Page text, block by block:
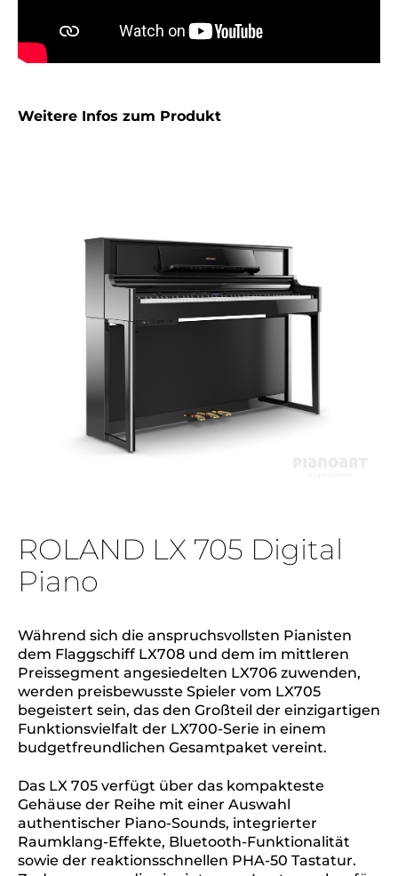
Weitere Infos zum Produkt
ROLAND LX 705 Digital
Piano
Während sich die anspruchsvollsten Pianisten
dem Flaggschiff LX708 und dem im mittleren
Preissegment angesiedelten LX706 zuwenden,
werden preisbewusste Spieler vom LX705
begeistert sein, das den Großteil der einzigartigen
Funktionsvielfalt der LX700-Serie in einem
budgetfreundlichen Gesamtpaket vereint.
Das LX 705 verfügt über das kompakteste
Gehäuse der Reihe mit einer Auswahl
authentischer Piano-Sounds, integrierter
Raumklang-Effekte, Bluetooth-Funktionalität
sowie der reaktionsschnellen PHA-50 Tastatur.